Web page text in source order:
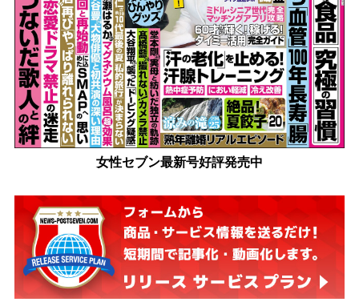
女性セブン最新号好評発売中